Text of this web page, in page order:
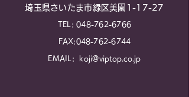
埼玉県さいたま市緑区美園1-17-27
TEL:048-762-6766
FAX:048-762-6744
EMAIL: koji@viptop.co.jp